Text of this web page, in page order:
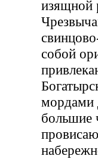
изящной
собой
мордами
большие